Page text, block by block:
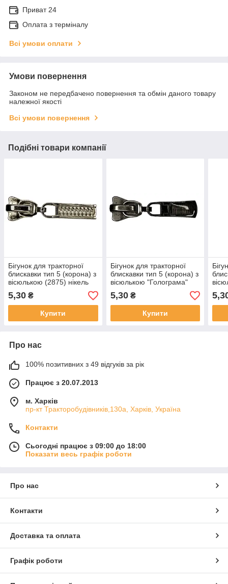
Приват 24
Оплата з терміналу
Всі умови оплати
Умови повернення
Законом не передбачено повернення та обмін даного товару
належної якості
Всі умови повернення
Подібні товари компанії
Бігунок для тракторної
блискавки тип 5 (корона) з
вісюлькою (2875) нікель
5,30 ₴
Купити
Бігунок для тракторної
блискавки тип 5 (корона) з
вісюлькою "Голограма"
5,30₴
Купити
Про нас
100% позитивних з 49 відгуків за рік
Працює з 20.07.2013
м. Харків
пр-кт Тракторобудівників,130а, Харків, Україна
Контакти
Сьогодні працює з 09:00 до 18:00
Показати весь графік роботи
Про нас
Контакти
Доставка та оплата
Графік роботи